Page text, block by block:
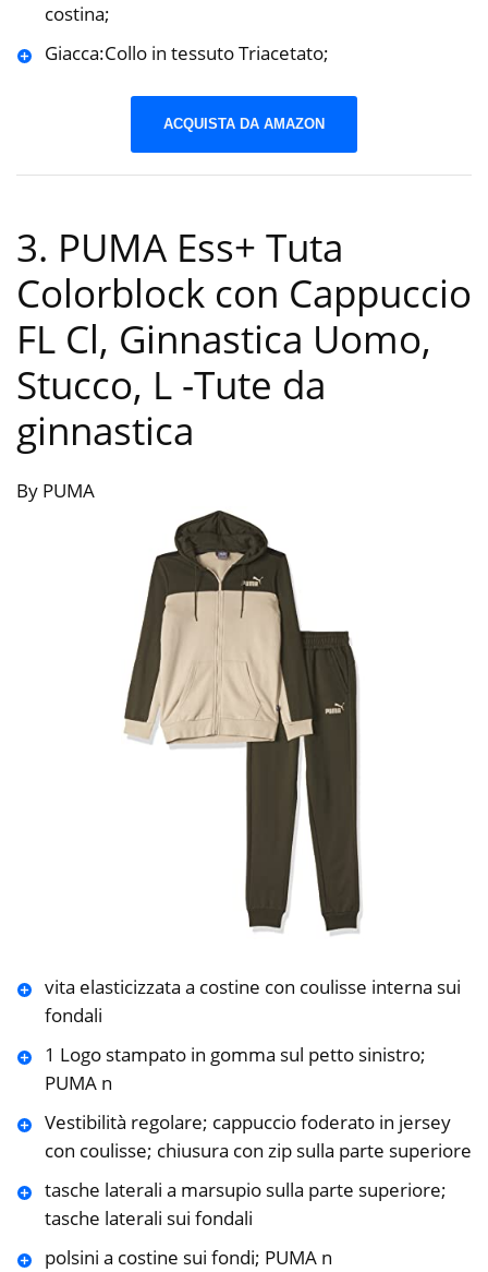
costina;
Giacca:Collo in tessuto Triacetato;
ACQUISTA DA AMAZON
3. PUMA Ess+ Tuta
Colorblock con Cappuccio
FL Cl, Ginnastica Uomo,
Stucco, L -Tute da
ginnastica
By PUMA
vita elasticizzata a costine con coulisse interna sui
fondali
1 Logo stampato in gomma sul petto sinistro;
PUMA n
Vestibilità regolare; cappuccio foderato in jersey
con coulisse; chiusura con zip sulla parte superiore
tasche laterali a marsupio sulla parte superiore;
tasche laterali sui fondali
polsini a costine sui fondi; PUMA n